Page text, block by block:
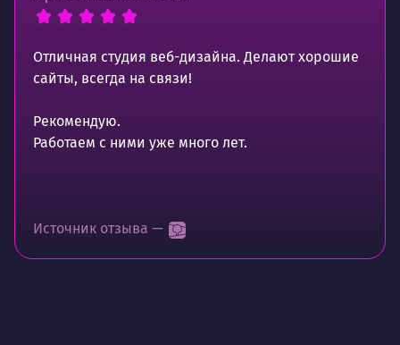
Отличная студия веб-дизайна. Делают хорошие
сайты, всегда на связи!
Рекомендую.
Работаем с ними уже много лет.
Источник отзыва —